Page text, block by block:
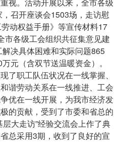
召开座谈会1503场，走访慰
动权益手册》等宣传材料17
市各级工会组织共征集意见建
决具体困难和实际问题865
元（含双节送温暖资金）。
了职工队伍状况在一线掌握、
谐劳动关系在一线推进、工会
优在一线开展，为我市经济发
的贡献，受到了市委和省总的
大走访”经验交流会上作了典
总采用3期，收到了良好的宣